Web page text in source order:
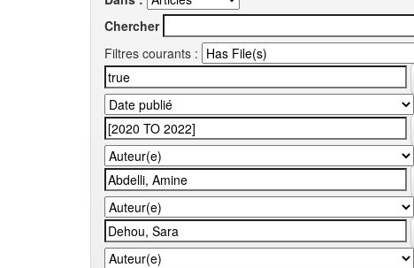
Chercher
Filtres courants :